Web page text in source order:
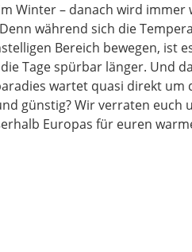
Winter – danach wird
während sich die
Bereich bewegen, ist
Tage spürbar länger. Und
wartet quasi direkt um
günstig? Wir verraten euch
Europas für euren